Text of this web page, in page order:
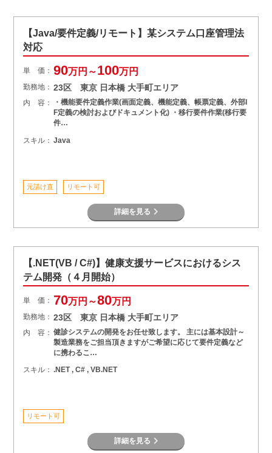
【Java/要件定義/リモート】某システム口座管理法
対応
単 価： 90万円～100万円
勤務地： 23区 東京 日本橋 大手町エリア
内 容：
・機能要件定義作業(画面定義、機能定義、帳票定義、外部I
F定義の検討およびドキュメント化) ・移行要件作業(移行要
件…
スキル： Java
元請け直 リモート可
詳細を見る
【.NET(VB / C#)】健康支援サービスにおけるシス
テム開発（４月開始）
単 価： 70万円～80万円
勤務地： 23区 東京 日本橋 大手町エリア
内 容： 健診システムの開発をお任せ致します。 主には基本設計～
製造業務をご担当頂きますがご希望に応じて要件定義など
に携わるこ…
スキル： .NET , C# , VB.NET
リモート可
詳細を見る